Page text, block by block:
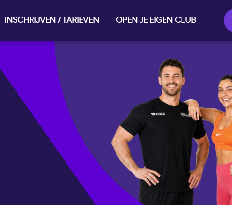
INSCHRIJVEN / TARIEVEN OPEN JE EIGEN CLUB